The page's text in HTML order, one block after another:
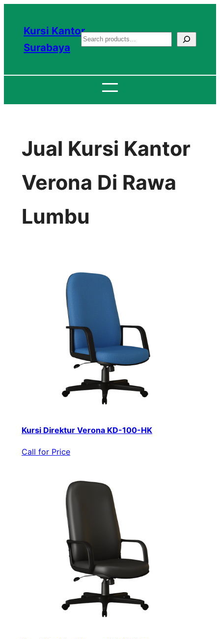
konten
Kursi Kantor
Surabaya
S
a
c
Jual Kursi Kantor
Verona Di Rawa
Lumbu
Kursi Direktur Verona KD-100-HK
Call for Price